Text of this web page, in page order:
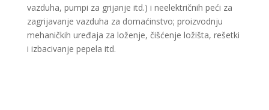
vazduha, pumpi za grijanje itd.) i neelektričnih peći za
zagrijavanje vazduha za domaćinstvo; proizvodnju
mehaničkih uređaja za loženje, čišćenje ložišta, rešetki
i izbacivanje pepela itd.